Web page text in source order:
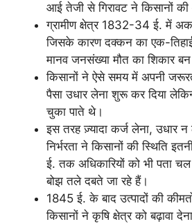
आई तेजी से गिरावट ने किसानों
ग्रामीण क्षेत्र 1832-34 ई. में
जिसके कारण दक्कन का एक-
मानव जनसंख्या मौत का शिकार
किसानों ने ऐसे समय में अपनी
पैसा उधार लेना शुरू कर दिया
चुका पाते थे।
इस तरह ज़्यादा कर्ज लेना, उधार
निर्भरता ने किसानों की स्थिति
ई. तक अधिकारियों को भी पता
बोझ तले दबते जा रहे हैं।
1845 ई. के बाद उत्पादों की
किसानों ने कृषि क्षेत्र को बढ़ावा